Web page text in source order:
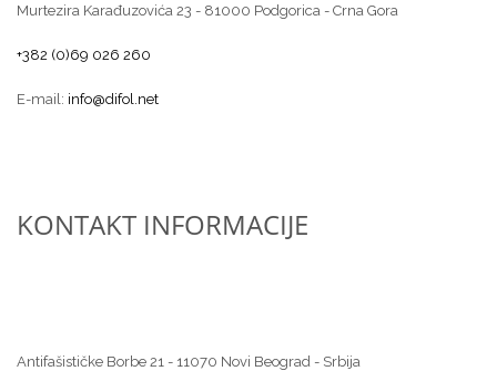
Murtezira Karađuzovića 23 - 81000 Podgorica - Crna Gora
+382 (0)69 026 260
E-mail: info@difol.net
KONTAKT INFORMACIJE
Antifašističke Borbe 21 - 11070 Novi Beograd - Srbija